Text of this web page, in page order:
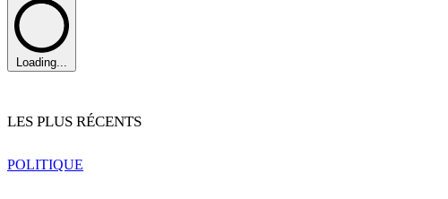
Loading...
LES PLUS RÉCENTS
POLITIQUE